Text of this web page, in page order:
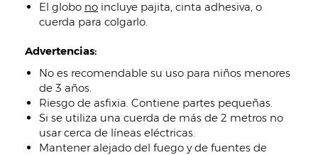
El globo no incluye pajita, cinta adhesiva, o
cuerda para colgarlo.
Advertencias:
No es recomendable su uso para niños menores
de 3 años.
Riesgo de asfixia. Contiene partes pequeñas.
Si se utiliza una cuerda de más de 2 metros no
usar cerca de líneas eléctricas.
Mantener alejado del fuego y de fuentes de